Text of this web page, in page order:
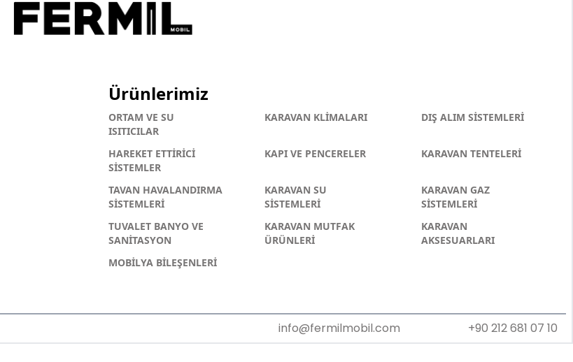
Ürünlerimiz
ORTAM VE SU
ISITICILAR
KARAVAN KLİMALARI DIŞ ALIM SİSTEMLERİ
HAREKET ETTİRİCİ
SİSTEMLER
KAPI VE PENCERELER KARAVAN TENTELERİ
TAVAN HAVALANDIRMA
SİSTEMLERİ
KARAVAN SU
SİSTEMLERİ
KARAVAN GAZ
SİSTEMLERİ
TUVALET BANYO VE
SANİTASYON
KARAVAN MUTFAK
ÜRÜNLERİ
KARAVAN
AKSESUARLARI
MOBİLYA BİLEŞENLERİ
info@fermilmobil.com +90 212 681 07 10